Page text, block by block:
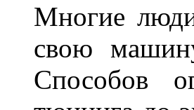
Многие люди
свою
Способов